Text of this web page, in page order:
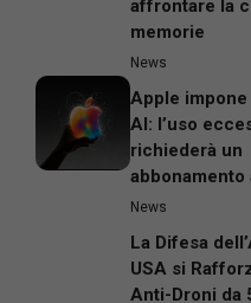
affrontare la
memorie
News
Apple
AI: l’uso
richiederà un
abbonamento
News
La Difesa
USA si
Anti-Droni da